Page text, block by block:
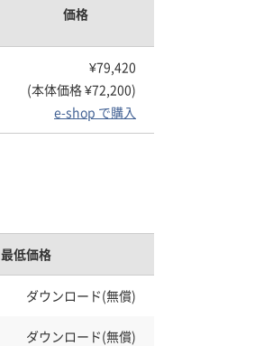
価格
¥79,420
(本体価格 ¥72,200)
e-shop で購入
最低価格
ダウンロード(無償)
ダウンロード(無償)